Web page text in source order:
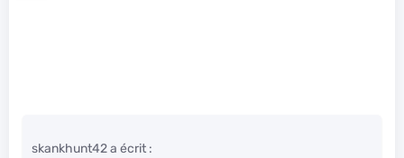
skankhunt42 a écrit :